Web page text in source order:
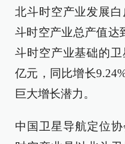
北斗时空产业发展
斗时空产业总产值达
斗时空产业基础的
亿元，同比增长
巨大增长潜力。
中国卫星导航定位